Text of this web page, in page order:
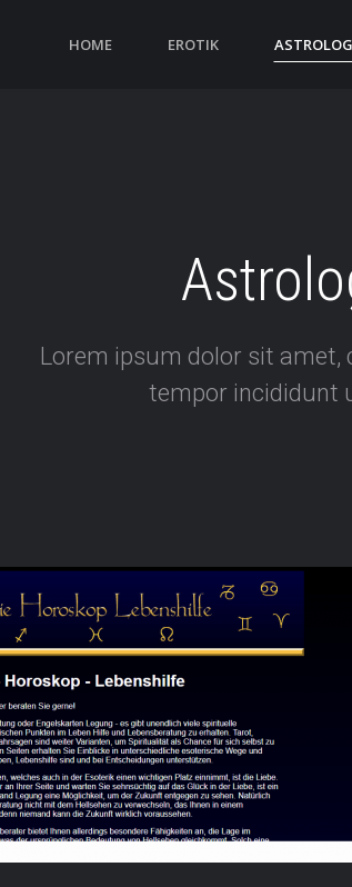
HOME EROTIK
Lorem ipsum dolor sit amet,
tempor incididunt